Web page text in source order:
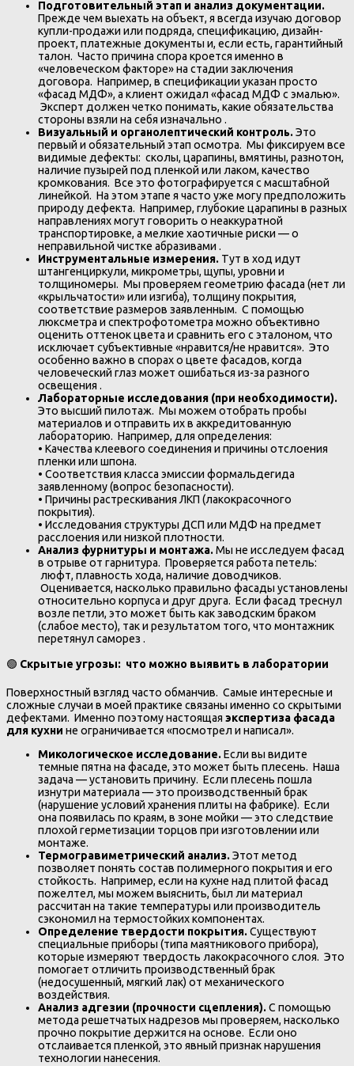
Подготовительный этап и анализ документации.
Прежде чем выехать на объект, я всегда изучаю договор
купли-продажи или подряда, спецификацию, дизайн-
проект, платежные документы и, если есть, гарантийный
талон. Часто причина спора кроется именно в
«человеческом факторе» на стадии заключения
договора. Например, в спецификации указан просто
«фасад МДФ», а клиент ожидал «фасад МДФ с эмалью».
Эксперт должен четко понимать, какие обязательства
стороны взяли на себя изначально .
Визуальный и органолептический контроль.Это
первый и обязательный этап осмотра. Мы фиксируем все
видимые дефекты: сколы, царапины, вмятины, разнотон,
наличие пузырей под пленкой или лаком, качество
кромкования. Все это фотографируется с масштабной
линейкой. На этом этапе я часто уже могу предположить
природу дефекта. Например, глубокие царапины в разных
направлениях могут говорить о неаккуратной
транспортировке, а мелкие хаотичные риски — о
неправильной чистке абразивами .
Инструментальные измерения. Тут в ход идут
штангенциркули, микрометры, щупы, уровни и
толщиномеры. Мы проверяем геометрию фасада (нет ли
«крыльчатости» или изгиба), толщину покрытия,
соответствие размеров заявленным. С помощью
люксметра и спектрофотометра можно объективно
оценить оттенок цвета и сравнить его с эталоном, что
исключает субъективные «нравится/не нравится». Это
особенно важно в спорах о цвете фасадов, когда
человеческий глаз может ошибаться из-за разного
освещения .
Лабораторные исследования (при необходимости).
Это высший пилотаж. Мы можем отобрать пробы
материалов и отправить их в аккредитованную
лабораторию. Например, для определения:
• Качества клеевого соединения и причины отслоения
пленки или шпона.
• Соответствия класса эмиссии формальдегида
заявленному (вопрос безопасности).
• Причины растрескивания ЛКП (лакокрасочного
покрытия).
• Исследования структуры ДСП или МДФ на предмет
расслоения или низкой плотности.
Анализ фурнитуры и монтажа.Мы не исследуем фасад
в отрыве от гарнитура. Проверяется работа петель:
люфт, плавность хода, наличие доводчиков.
Оценивается, насколько правильно фасады установлены
относительно корпуса и друг друга. Если фасад треснул
возле петли, это может быть как заводским браком
(слабое место), так и результатом того, что монтажник
перетянул саморез .
🟢 Скрытые угрозы: что можно выявить в лаборатории
Поверхностный взгляд часто обманчив. Самые интересные и
сложные случаи в моей практике связаны именно со скрытыми
дефектами. Именно поэтому настоящая экспертиза фасада
для кухни не ограничивается «посмотрел и написал».
Микологическое исследование.Если вы видите
темные пятна на фасаде, это может быть плесень. Наша
задача — установить причину. Если плесень пошла
изнутри материала — это производственный брак
(нарушение условий хранения плиты на фабрике). Если
она появилась по краям, в зоне мойки — это следствие
плохой герметизации торцов при изготовлении или
монтаже.
Термогравиметрический анализ.Этот метод
позволяет понять состав полимерного покрытия и его
стойкость. Например, если на кухне над плитой фасад
пожелтел, мы можем выяснить, был ли материал
рассчитан на такие температуры или производитель
сэкономил на термостойких компонентах.
Определение твердости покрытия.Существуют
специальные приборы (типа маятникового прибора),
которые измеряют твердость лакокрасочного слоя. Это
помогает отличить производственный брак
(недосушенный, мягкий лак) от механического
воздействия.
Анализ адгезии (прочности сцепления).С помощью
метода решетчатых надрезов мы проверяем, насколько
прочно покрытие держится на основе. Если оно
отслаивается пленкой, это явный признак нарушения
технологии нанесения.